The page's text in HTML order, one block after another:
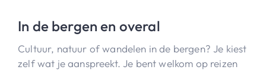
In de bergen en overal
Cultuur, natuur of wandelen in de bergen? Je kiest
zelf wat je aanspreekt. Je bent welkom op reizen